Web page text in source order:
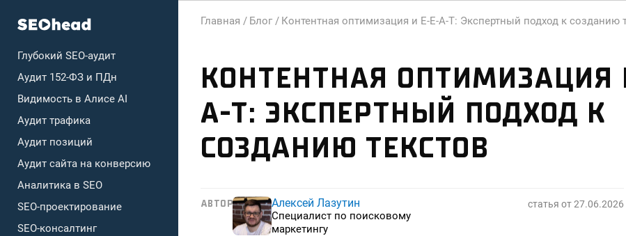
Глубокий SEO-аудит
Аудит 152-ФЗ и ПДн
Видимость в Алисе AI
Аудит трафика
Аудит позиций
Аудит сайта на конверсию
Аналитика в SEO
SEO-проектирование
SEO-консалтинг
Главная / Блог / Контентная оптимизация и E-E-A-T: Экспертный подход к созданию
КОНТЕНТНАЯ ОПТИМИЗАЦИЯ
A-T: ЭКСПЕРТНЫЙ ПОДХОД К
СОЗДАНИЮ ТЕКСТОВ
АВТОР статья от27.06.2026
Алексей Лазутин
Специалист по поисковому
маркетингу